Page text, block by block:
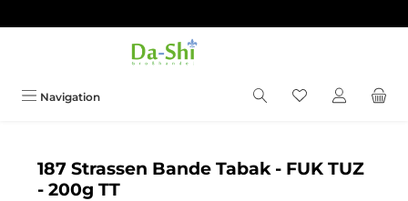
Navigation Du hast 0
187 Strassen Bande Tabak - FUK TUZ
- 200g TT